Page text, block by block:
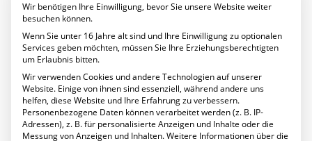
LEISTUNGEN
Digitaler Wandel im Unternehmen
Ihr Projekt mit uns
IT Services
Planung und Betrieb
IT Managed Services
Ihr Projekt mit uns
Cyber Security
Mehr Sicherheit für Ihr Unternehmen
Wir benötigen Ihre Einwilligung, bevor Sie unsere Website weiter
besuchen können.
Wenn Sie unter 16 Jahre alt sind und Ihre Einwilligung zu optionalen
Services geben möchten, müssen Sie Ihre Erziehungsberechtigten
um Erlaubnis bitten.
Wir verwenden Cookies und andere Technologien auf unserer
Website. Einige von ihnen sind essenziell, während andere uns
helfen, diese Website und Ihre Erfahrung zu verbessern.
Personenbezogene Daten können verarbeitet werden (z. B. IP-
Adressen), z. B. für personalisierte Anzeigen und Inhalte oder die
Messung von Anzeigen und Inhalten.Weitere Informationen über die